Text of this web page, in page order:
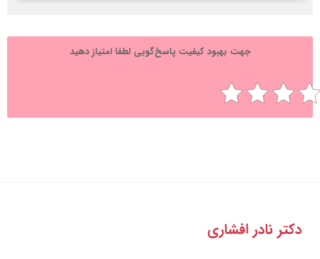
جهت بهبود کیفیت پاسخ‌گویی لطفا امتیاز دهید
نادر افشاری